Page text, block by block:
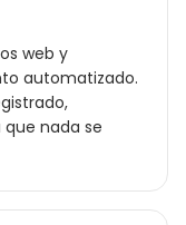
web y
automatizado.
nada se